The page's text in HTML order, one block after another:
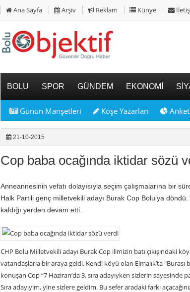
Ana Sayfa Arşiv Reklam Künye
BOLU SPOR GÜNDEM EKONOMİ
Günün Manşetleri Köşe Yazarları
21-10-2015
Cop baba ocağında iktidar sözü
Anneannesinin vefatı dolayısıyla seçim çalışmalarına bir
Halk Partili genç milletvekili adayı Burak Cop Bolu’ya
kaldığı yerden devam etti.
CHP Bolu Milletvekili adayı Burak Cop ilimizin batı çıkışındaki
vatandaşlarla bir araya geldi. Kendi köyü olan Elmalık’ta
konuşan Cop “7 Haziran’da 3. sıra adayıyken sizlerin
Sıra adayıyım, yine sizlere geldim. Bu sefer aradaki farkı